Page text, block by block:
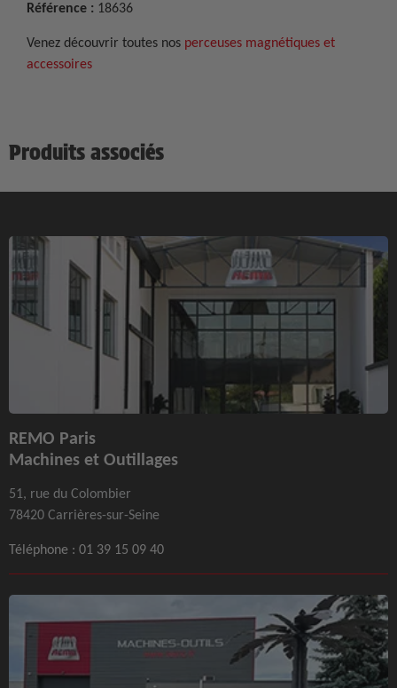
Référence : 18636
Venez découvrir toutes nos perceuses magnétiques et
accessoires
Produits associés
REMO Paris
Machines et Outillages
51, rue du Colombier
78420 Carrières-sur-Seine
Téléphone : 01 39 15 09 40